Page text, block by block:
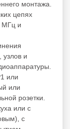
монтажа.
цепях
МГц и
узлов и
или
или
розетки.
или с
с